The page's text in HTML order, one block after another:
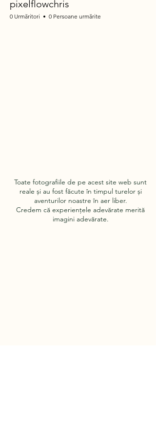
pixelflowchris
0 Urmăritori 0 Persoane urmărite
Toate fotografiile de pe acest site web sunt
reale și au fost făcute în timpul turelor și
aventurilor noastre în aer liber.
Credem că experiențele adevărate merită
imagini adevărate.